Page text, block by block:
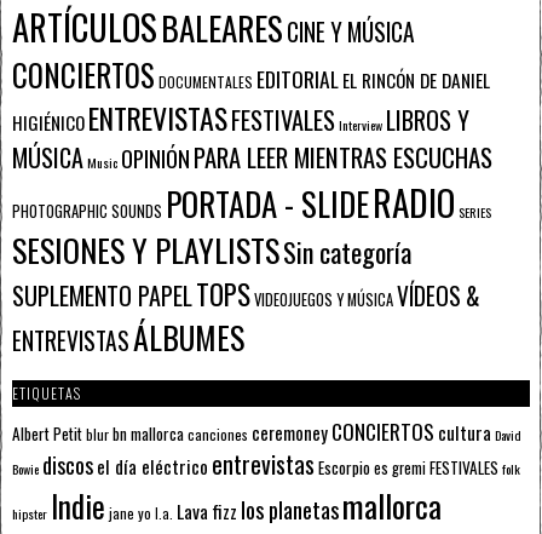
ARTÍCULOSBALEARESCINE Y MÚSICA
CONCIERTOS DOCUMENTALES EDITORIALEL RINCÓN DE DANIEL
HIGIÉNICOENTREVISTASFESTIVALESInterview LIBROS Y
MÚSICAMusic OPINIÓNPARA LEER MIENTRAS ESCUCHAS
PHOTOGRAPHIC SOUNDS PORTADA - SLIDERADIO SERIES
SESIONES Y PLAYLISTSSin categoría
SUPLEMENTO PAPELTOPSVIDEOJUEGOS Y MÚSICAVÍDEOS &
ENTREVISTASÁLBUMES
ETIQUETAS
Albert Petitblurbn mallorcacanciones ceremoneyCONCIERTOS cultura David
Bowie discosel día eléctrico entrevistas Escorpioes gremiFESTIVALES folk
hipster Indie jane yo l.a. Lava fizz los planetasmallorca